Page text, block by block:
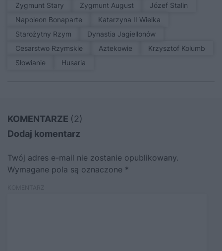
Zygmunt Stary
Zygmunt August
Józef Stalin
Napoleon Bonaparte
Katarzyna II Wielka
Starożytny Rzym
Dynastia Jagiellonów
Cesarstwo Rzymskie
Aztekowie
Krzysztof Kolumb
Słowianie
Husaria
KOMENTARZE (2)
Dodaj komentarz
Twój adres e-mail nie zostanie opublikowany.
Wymagane pola są oznaczone *